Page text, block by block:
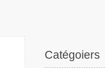
Catégeiors